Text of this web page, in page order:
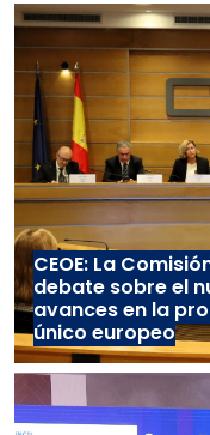
CEOE: La
debate sobre el
avances en la
único europeo